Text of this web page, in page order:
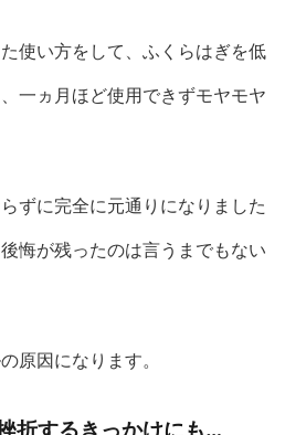
使い方をして、ふくらはぎを低
一ヵ月ほど使用できずモヤモヤ
ずに完全に元通りになりました
悔が残ったのは言うまでもない
原因になります。